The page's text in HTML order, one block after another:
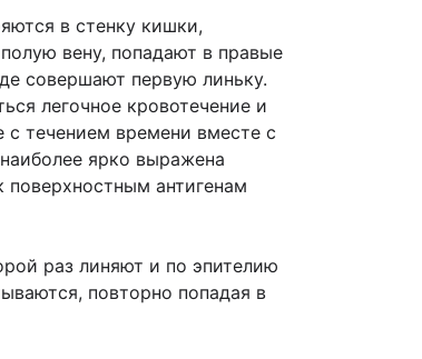
в стенку кишки,
вену, попадают в правые
совершают первую линьку.
легочное кровотечение и
с течением времени вместе с
ярко выражена
антигенам
раз линяют и по эпителию
повторно попадая в